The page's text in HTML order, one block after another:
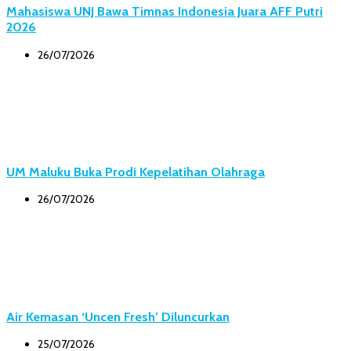
Mahasiswa UNJ Bawa Timnas Indonesia Juara AFF Putri
2026
26/07/2026
UM Maluku Buka Prodi Kepelatihan Olahraga
26/07/2026
Air Kemasan ‘Uncen Fresh’ Diluncurkan
25/07/2026